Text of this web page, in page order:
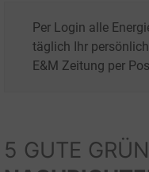
Per Login alle
täglich Ihr
E&M Zeitung per
5 GUTE